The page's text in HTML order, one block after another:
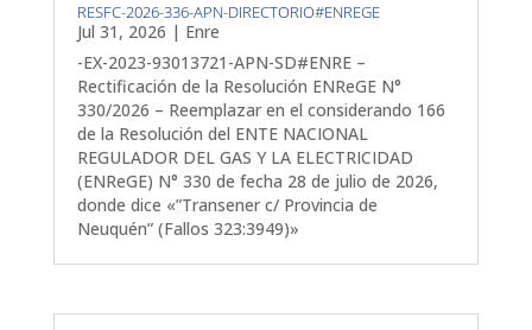
RESFC-2026-336-APN-DIRECTORIO#ENREGE
Jul 31, 2026 | Enre
-EX-2023-93013721-APN-SD#ENRE –
Rectificación de la Resolución ENReGE N°
330/2026 – Reemplazar en el considerando 166
de la Resolución del ENTE NACIONAL
REGULADOR DEL GAS Y LA ELECTRICIDAD
(ENReGE) N° 330 de fecha 28 de julio de 2026,
donde dice «”Transener c/ Provincia de
Neuquén” (Fallos 323:3949)»